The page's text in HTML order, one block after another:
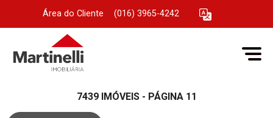
Área do Cliente (016) 3965-4242
7439 IMÓVEIS - PÁGINA 11